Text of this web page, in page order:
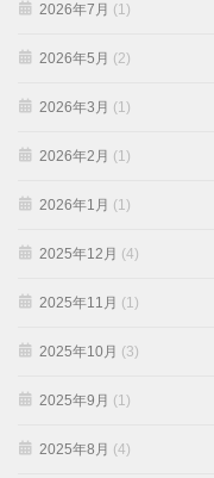
2026年7月 (1)
2026年5月 (2)
2026年3月 (1)
2026年2月 (1)
2026年1月 (1)
2025年12月 (4)
2025年11月 (1)
2025年10月 (3)
2025年9月 (1)
2025年8月 (4)